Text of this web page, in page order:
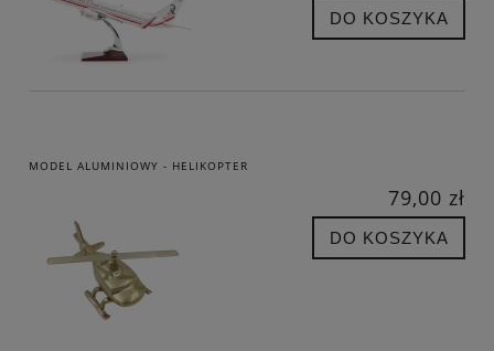
DO KOSZYKA
MODEL ALUMINIOWY - HELIKOPTER
79,00 zł
DO KOSZYKA